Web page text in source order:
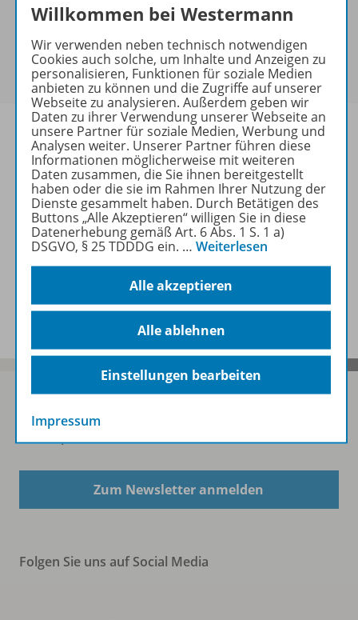
keine Sonderkonditionen gewährt werden.
Sie haben ein passendes
Spar-Paket
Um den für Sie gültigen Preis zu sehen,melden Sie
sich bitte an.
Informationen
Weitere Inhalte der Ausgabe
Spar-Pakete
Zum Newsletter anmelden
Folgen Sie uns auf Social Media
Willkommen bei Westermann
Wir verwenden neben technisch notwendigen
Cookies auch solche, um Inhalte und Anzeigen zu
personalisieren, Funktionen für soziale Medien
anbieten zu können und die Zugriffe auf unserer
Webseite zu analysieren. Außerdem geben wir
Daten zu ihrer Verwendung unserer Webseite an
unsere Partner für soziale Medien, Werbung und
Analysen weiter. Unserer Partner führen diese
Informationen möglicherweise mit weiteren
Daten zusammen, die Sie ihnen bereitgestellt
haben oder die sie im Rahmen Ihrer Nutzung der
Dienste gesammelt haben. Durch Betätigen des
Buttons „Alle Akzeptieren“ willigen Sie in diese
Datenerhebung gemäß Art. 6 Abs. 1 S. 1 a)
DSGVO, § 25 TDDDG ein. … Weiterlesen
Alle akzeptieren
Alle ablehnen
Einstellungen bearbeiten
Impressum